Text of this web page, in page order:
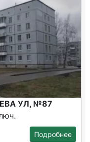
УЛ, №87
Подробнее